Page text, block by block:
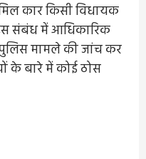
कार किसी विधायक
संबंध में आधिकारिक
पुलिस मामले की जांच कर
के बारे में कोई ठोस